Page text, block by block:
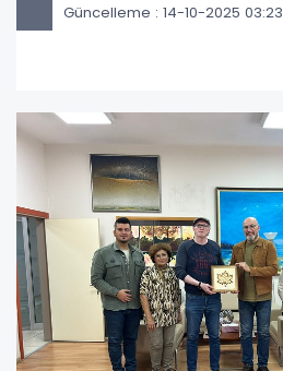
Güncelleme : 14-10-2025 03:23